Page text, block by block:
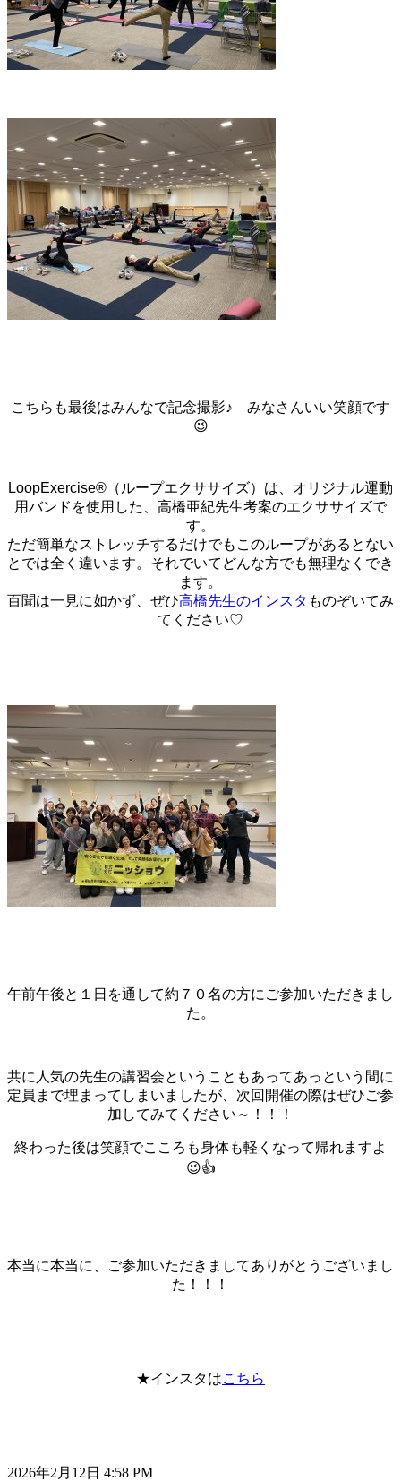
こちらも最後はみんなで記念撮影♪ みなさんいい笑顔です
😉
LoopExercise®︎（ループエクササイズ）は、オリジナル運動
用バンドを使用した、高橋亜紀先生考案のエクササイズで
す。
ただ簡単なストレッチするだけでもこのループがあるとない
とでは全く違います。それでいてどんな方でも無理なくでき
ます。
百聞は一見に如かず、ぜひ高橋先生のインスタ ものぞいてみ
てください♡
午前午後と１日を通して約７０名の方にご参加いただきまし
た。
共に人気の先生の講習会ということもあってあっという間に
定員まで埋まってしまいましたが、次回開催の際はぜひご参
加してみてください～！！！
終わった後は笑顔でこころも身体も軽くなって帰れますよ
😉👍
本当に本当に、ご参加いただきましてありがとうございまし
た！！！
★インスタはこちら
2026年2月12日 4:58 PM